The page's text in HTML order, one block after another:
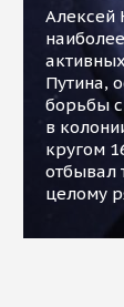
Алексей
Путина,
борьбы
в
кругом
отбывал
целому